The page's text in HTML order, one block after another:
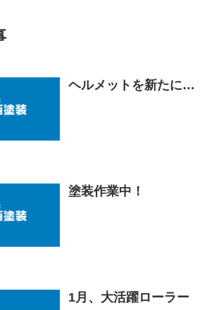
ヘルメットを新たに…
塗装作業中！
1月、大活躍ローラー